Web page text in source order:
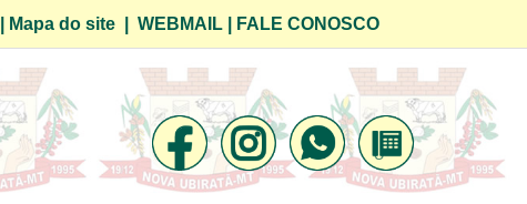
Mapa do site| WEBMAIL| FALE CONOSCO